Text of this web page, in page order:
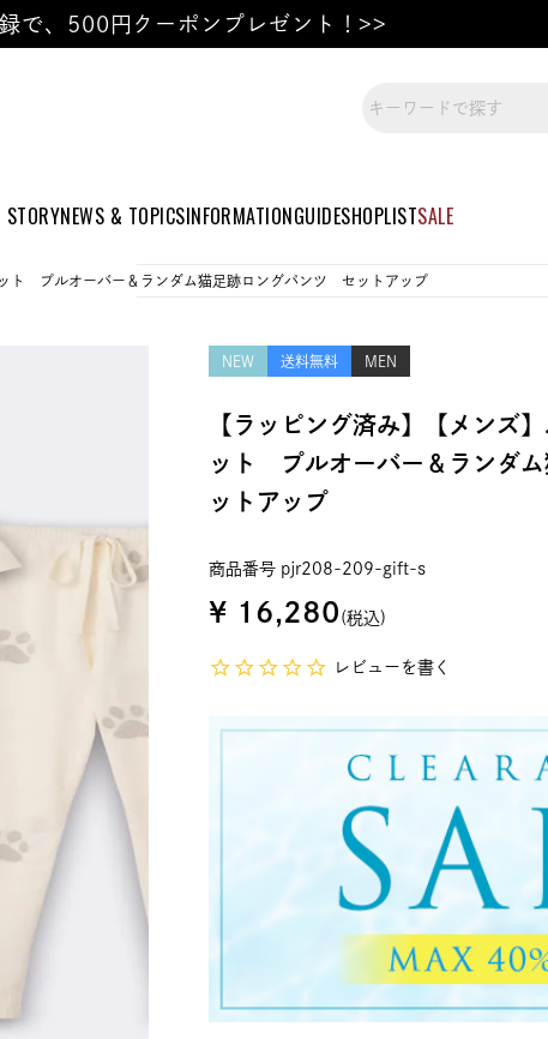
STORYNEWS & TOPICSINFORMATIONGUIDESHOPLISTSALE
で、500円クーポンプレゼント！>>
ト プルオーバー＆ランダム猫足跡ロングパンツ セットアップ
NEW 送料無料 MEN
【ラッピング済み】【メンズ
ット プルオーバー＆ランダ
ットアップ
商品番号 pjr208-209-gift-s
¥ 16,280 税込
レビューを書く